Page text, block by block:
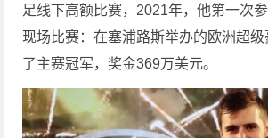
足线下高额比赛，2021年，他第一次
现场比赛：在塞浦路斯举办的欧洲超
了主赛冠军，奖金369万美元。